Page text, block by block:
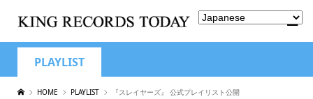
PLAYLIST
HOME PLAYLIST 『スレイヤーズ』 公式プレイリスト公開